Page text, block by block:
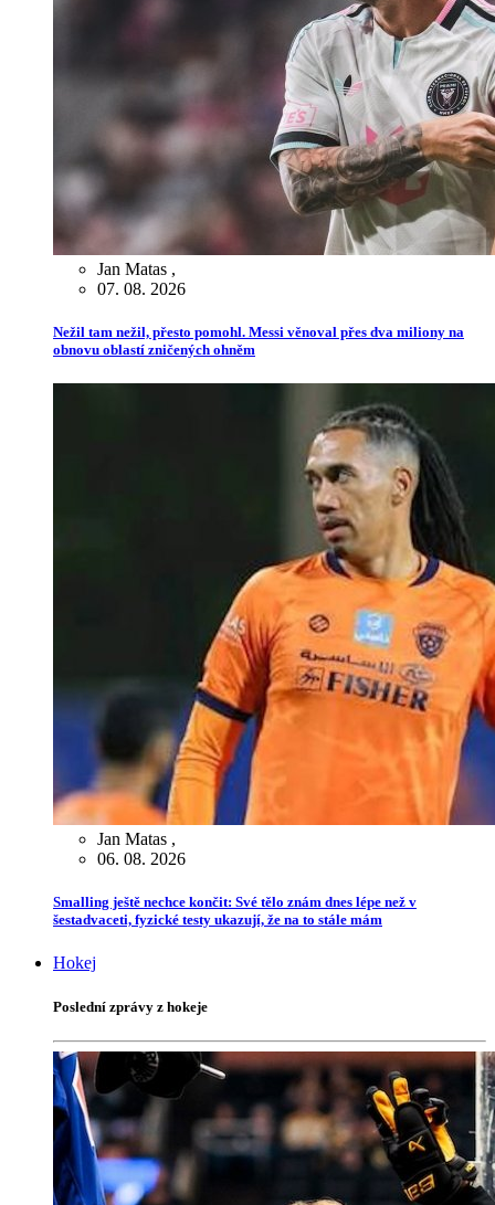
Jan Matas ,
07. 08. 2026
Nežil tam nežil, přesto pomohl. Messi věnoval přes dva miliony na
obnovu oblastí zničených ohněm
Jan Matas ,
06. 08. 2026
Smalling ještě nechce končit: Své tělo znám dnes lépe než v
šestadvaceti, fyzické testy ukazují, že na to stále mám
Hokej
Poslední zprávy z hokeje